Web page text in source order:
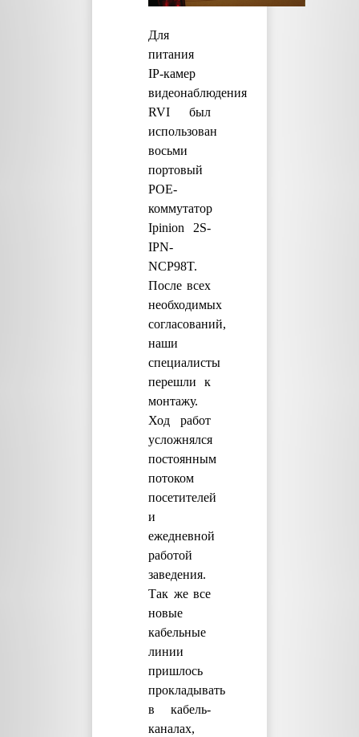
Для
питания
IP-камер
видеонаблюдения
RVI был
использован
восьми
портовый
POE-
коммутатор
Ipinion 2S-
IPN-
NCP98T.
После всех
необходимых
согласований,
наши
специалисты
перешли к
монтажу.
Ход работ
усложнялся
постоянным
потоком
посетителей
и
ежедневной
работой
заведения.
Так же все
новые
кабельные
линии
пришлось
прокладывать
в кабель-
каналах,